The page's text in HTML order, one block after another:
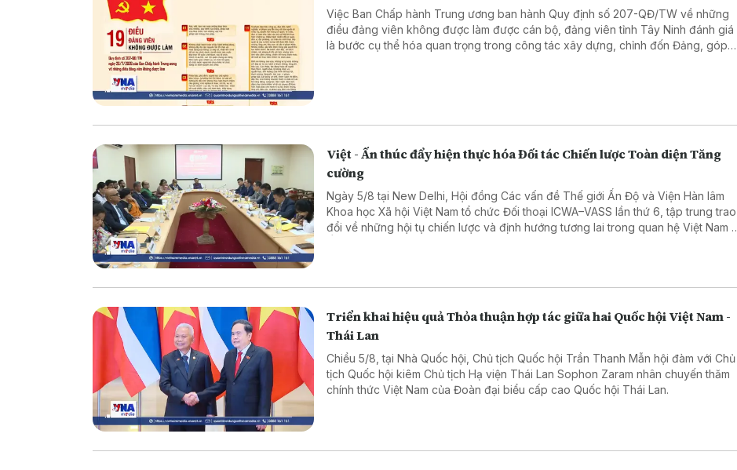
Việc Ban Chấp hành Trung ương ban hành Quy định số 207-QĐ/TW về những
điều đảng viên không được làm được cán bộ, đảng viên tỉnh Tây Ninh đánh giá
là bước cụ thể hóa quan trọng trong công tác xây dựng, chỉnh đốn Đảng, góp
Việt - Ấn thúc đẩy hiện thực hóa Đối tác Chiến lược Toàn diện Tăng
cường
Ngày 5/8 tại New Delhi, Hội đồng Các vấn đề Thế giới Ấn Độ và Viện Hàn lâm
Khoa học Xã hội Việt Nam tổ chức Đối thoại ICWA–VASS lần thứ 6, tập trung trao
đổi về những hội tụ chiến lược và định hướng tương lai trong quan hệ Việt Nam –
Triển khai hiệu quả Thỏa thuận hợp tác giữa hai Quốc hội Việt Nam -
Thái Lan
Chiều 5/8, tại Nhà Quốc hội, Chủ tịch Quốc hội Trần Thanh Mẫn hội đàm với Chủ
tịch Quốc hội kiêm Chủ tịch Hạ viện Thái Lan Sophon Zaram nhân chuyến thăm
chính thức Việt Nam của Đoàn đại biểu cấp cao Quốc hội Thái Lan.